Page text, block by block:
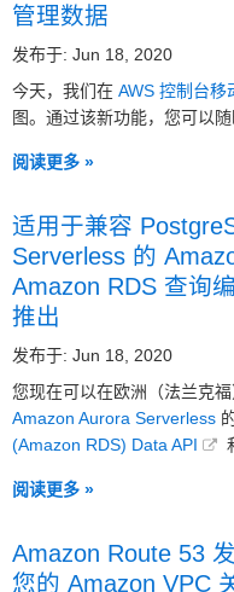
管理数据
发布于: Jun 18, 2020
今天，我们在 AWS 控制台移
图。通过该新功能，您可以
阅读更多 »
适用于兼容
Serverless 的
Amazon RDS 查询
推出
发布于: Jun 18, 2020
您现在可以在欧洲（法兰克
Amazon Aurora Serverless
(Amazon RDS) Data API
阅读更多 »
Amazon Route 53
您的 Amazon VPC